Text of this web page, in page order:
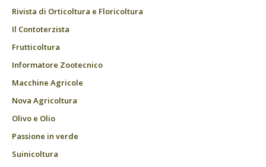
Rivista di Orticoltura e Floricoltura
Il Contoterzista
Frutticoltura
Informatore Zootecnico
Macchine Agricole
Nova Agricoltura
Olivo e Olio
Passione in verde
Suinicoltura